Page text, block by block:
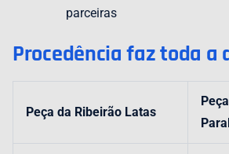
parceiras
Procedência faz toda a
Peça da Ribeirão Latas